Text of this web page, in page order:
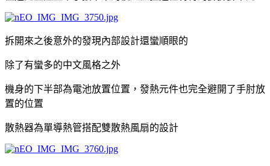
拆開來之後意外的發現內部設計還蠻順眼的
除了有蠻多的中文風格之外
機身的下半部為電池放置位置，發熱元件也完全避開了手肘放
置的位置
散熱器為單導熱管搭配雙散熱風扇的設計